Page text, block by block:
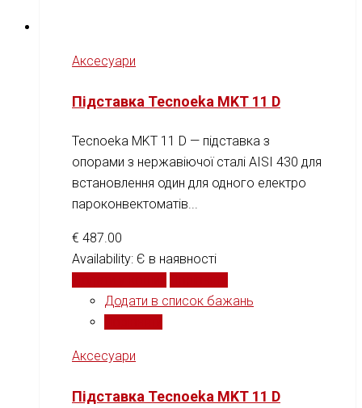
Аксесуари
Підставка Tecnoeka MKT 11 D
Tecnoeka MKT 11 D — підставка з
опорами з нержавіючої сталі AISI 430 для
встановлення один для одного електро
пароконвектоматів...
€ 487.00
Availability: Є в наявності
Додати в список бажань
Аксесуари
Підставка Tecnoeka MKT 11 D